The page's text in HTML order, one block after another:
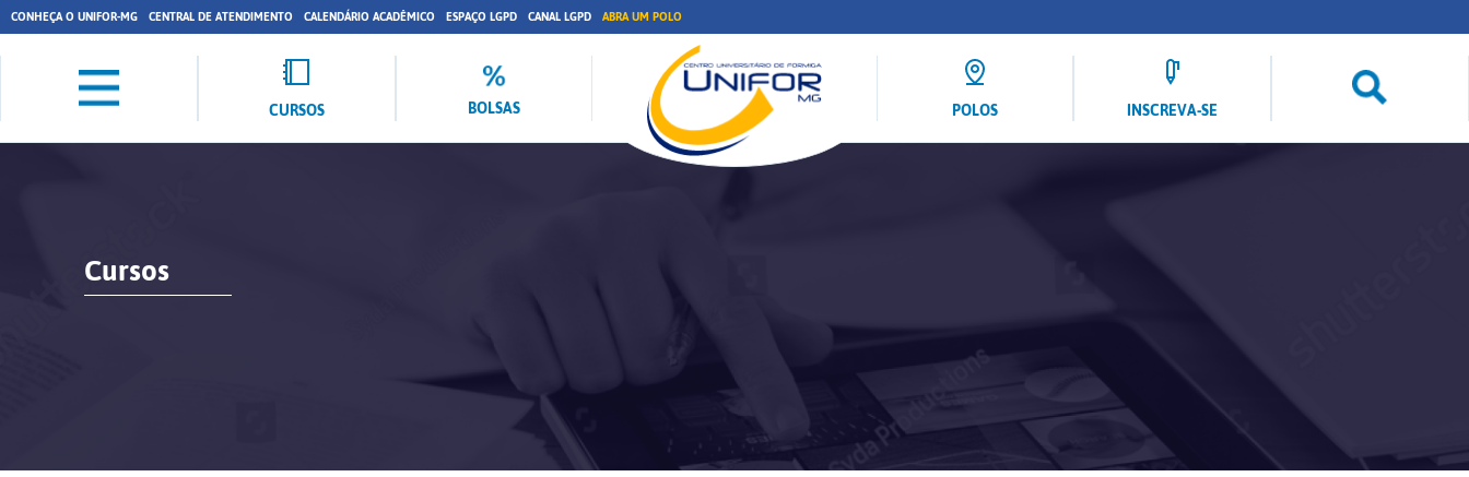
CONHEÇA O UNIFOR-MG CENTRAL DE ATENDIMENTO CALENDÁRIO ACADÊMICO ESPAÇO LGPD CANAL LGPD ABRA UM POLO
CURSOS BOLSAS POLOS INSCREVA-SE
Cursos